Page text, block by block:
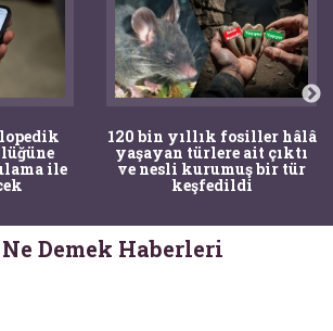
ile
120 bin yıllık fosiller hâlâ
yaşayan türlere ait çıktı
ve nesli kurumuş bir tür
keşfedildi
Demek Haberleri